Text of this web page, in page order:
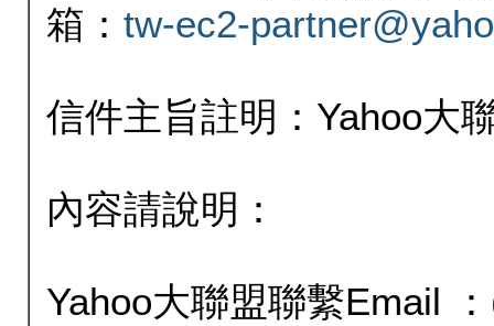
箱： tw-ec2-
信件主旨註明：Yahoo大
內容請說明：
Yahoo大聯盟聯繫Email